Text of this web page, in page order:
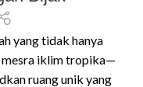
yang tidak hanya
mesra iklim tropika—
ruang unik yang